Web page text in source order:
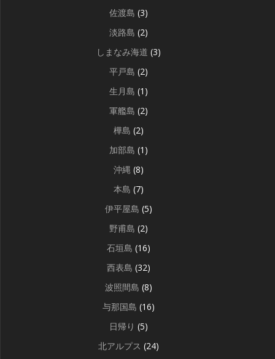
佐渡島 (3)
淡路島 (2)
しまなみ海道 (3)
平戸島 (2)
生月島 (1)
軍艦島 (2)
樺島 (2)
加部島 (1)
沖縄 (8)
本島 (7)
伊平屋島 (5)
野甫島 (2)
石垣島 (16)
西表島 (32)
波照間島 (8)
与那国島 (16)
日帰り (5)
北アルプス (24)